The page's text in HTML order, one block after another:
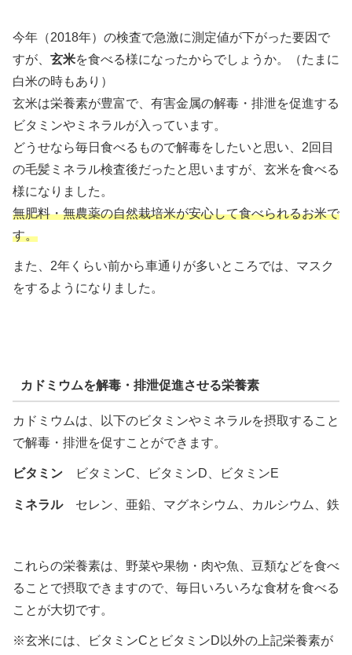
今年（2018年）の検査で急激に測定値が下がった要因で
すが、 玄米を食べる様になったからでしょうか。（たまに
白米の時もあり）
玄米は栄養素が豊富で、有害金属の解毒・排泄を促進する
ビタミンやミネラルが入っています。
どうせなら毎日食べるもので解毒をしたいと思い、2回目
の毛髪ミネラル検査後だったと思いますが、玄米を食べる
様になりました。
無肥料・無農薬の自然栽培米が安心して食べられるお米で
す。
また、2年くらい前から車通りが多いところでは、マスク
をするようになりました。
カドミウムを解毒・排泄促進させる栄養素
カドミウムは、以下のビタミンやミネラルを摂取すること
で解毒・排泄を促すことができます。
ビタミン ビタミンC、ビタミンD、ビタミンE
ミネラル セレン、亜鉛、マグネシウム、カルシウム、鉄
これらの栄養素は、野菜や果物・肉や魚、豆類などを食べ
ることで摂取できますので、毎日いろいろな食材を食べる
ことが大切です。
※玄米には、ビタミンCとビタミンD以外の上記栄養素が